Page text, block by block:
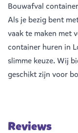
Bouwafval
Als je bezig bent
vaak te maken met
container huren in
slimme keuze. Wij
geschikt zijn voor
Reviews